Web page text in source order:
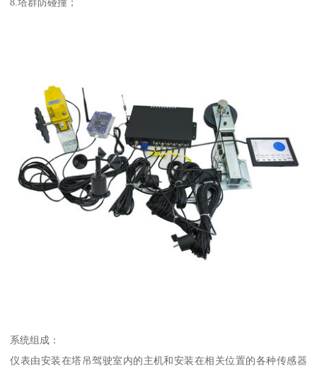
8.塔群防碰撞；
系统组成：
仪表由安装在塔吊驾驶室内的主机和安装在相关位置的各种传感器